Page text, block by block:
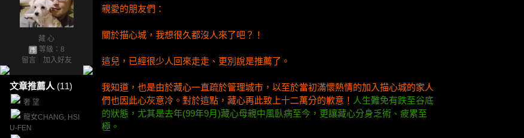
藏 心
等級：8
留言
加入好友
文章推薦人 (11)
奢 望
龍女CHANG, HSI
U-FEN
親愛的朋友們：
關於描心城，我想很久都沒人來了吧？！
這兒，已經很少人回來走走、更別說是推薦了。
我知道，也是由於藏心一直疏於管理城市，以至於當初滿懷熱情的加入描心城的家人
們也因此心灰意冷。對於這點，藏心再此致上十二萬分的歉意！ 人生難免有跌至谷底
的狀態，尤其是去年(99年9月)藏心母親中風臥病至今，更讓藏心分身乏術、疲累至
極。